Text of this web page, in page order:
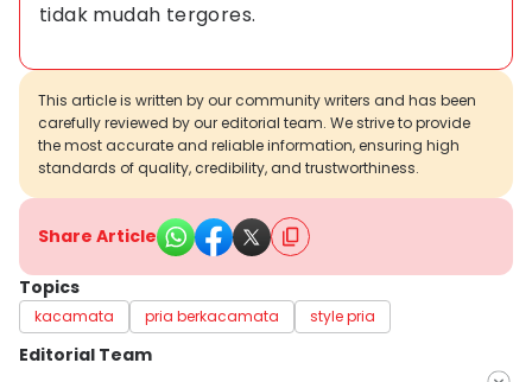
tidak mudah tergores.
This article is written by our community writers and has been
carefully reviewed by our editorial team. We strive to provide
the most accurate and reliable information, ensuring high
standards of quality, credibility, and trustworthiness.
Share Article
Topics
kacamata pria berkacamata style pria
Editorial Team